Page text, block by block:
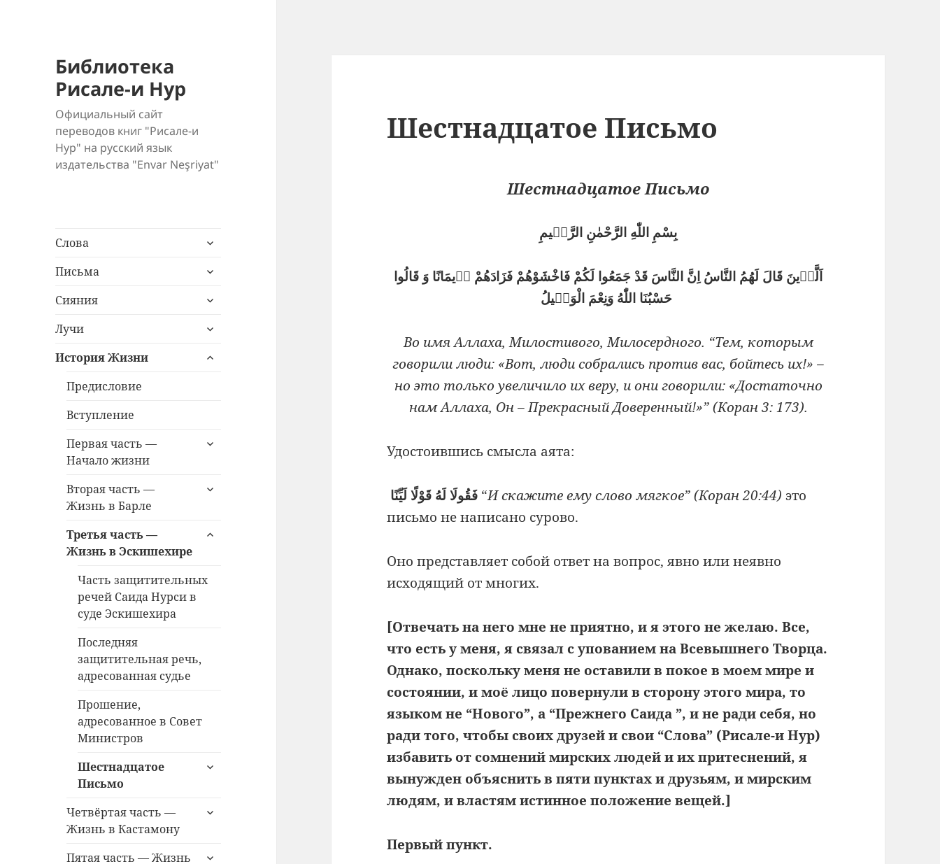
Библиотека
Рисале-и Нур
Официальный сайт
переводов книг "Рисале-и
Нур" на русский язык
издательства "Envar Neşriyat"
Слова
раскрыть
меню
Письма
раскрыть
меню
Сияния
раскрыть
меню
Лучи
раскрыть
меню
История Жизни
раскрыть
Предисловие
Вступление
Первая часть —
Начало жизни
раскрыть
Вторая часть —
Жизнь в Барле
раскрыть
Третья часть —
Жизнь в Эскишехире
раскрыть
Часть защитительных
речей Саида Нурси в
суде Эскишехира
Последняя
защитительная речь,
адресованная судье
Прошение,
адресованное в Совет
Министров
Шестнадцатое
Письмо
раскрыть
Четвёртая часть —
Жизнь в Кастамону
раскрыть
Пятая часть — Жизнь
раскрыть
Шестнадцатое Письмо
Шестнадцатое Письмо
بِسْمِ اللّٰهِ الرَّحْمٰنِ الرَّحٖيمِ
اَلَّذٖينَ قَالَ لَهُمُ النَّاسُ اِنَّ النَّاسَ قَدْ جَمَعُوا لَكُمْ فَاخْشَوْهُمْ فَزَادَهُمْ اٖيمَانًا وَ قَالُوا
Во имя Аллаха, Милостивого, Милосердного. “Тем, которым
говорили люди: «Вот, люди собрались против вас, бойтесь их!» –
но это только увеличило их веру, и они говорили: «Достаточно
нам Аллаха, Он – Прекрасный Доверенный!»” (Коран 3: 173).
Удостоившись смысла аята:
“И скажите ему слово мягкое” (Коран 20:44)это
письмо не написано сурово.
Оно представляет собой ответ на вопрос, явно или неявно
исходящий от многих.
[Отвечать на него мне не приятно, и я этого не желаю. Все,
что есть у меня, я связал с упованием на Всевышнего Творца.
Однако, поскольку меня не оставили в покое в моем мире и
состоянии, и моё лицо повернули в сторону этого мира, то
языком не “Нового”, а “Прежнего Саида ”, и не ради себя, но
ради того, чтобы своих друзей и свои “Слова” (Рисале-и Нур)
избавить от сомнений мирских людей и их притеснений, я
вынужден объяснить в пяти пунктах и друзьям, и мирским
людям, и властям истинное положение вещей.]
Первый пункт.